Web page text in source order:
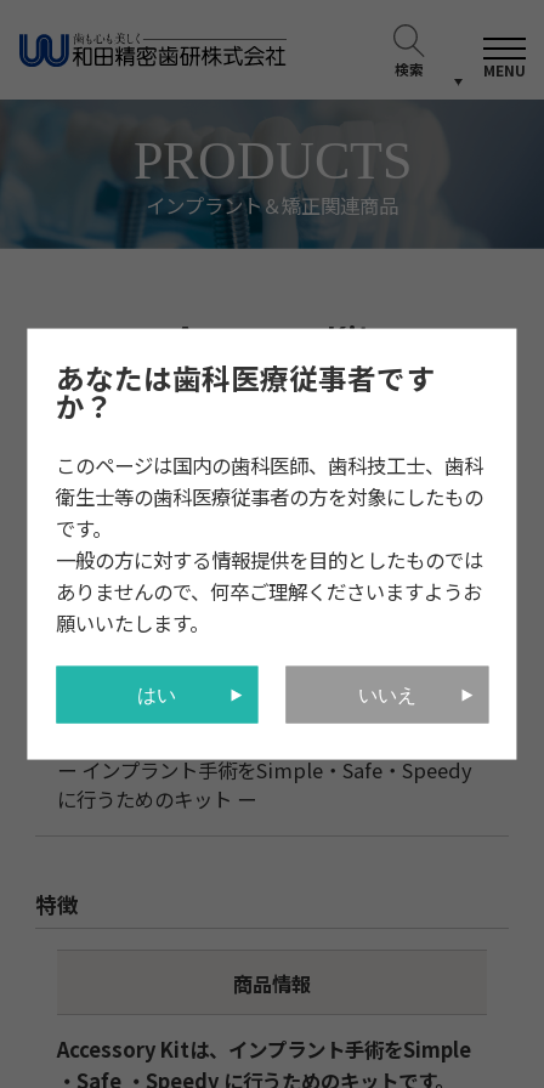
検索 MENU
あなたは歯科医療従事者です
か？
このページは国内の歯科医師、歯科技工士、歯科
衛生士等の歯科医療従事者の方を対象にしたもの
です。
一般の方に対する情報提供を目的としたものでは
ありませんので、何卒ご理解くださいますようお
願いいたします。
はい いいえ
PRODUCTS
インプラント＆矯正関連商品
Accessory Kit
ー インプラント手術をSimple・Safe・Speedy
に行うためのキット ー
特徴
商品情報
Accessory Kitは、インプラント手術をSimple
・Safe ・Speedy に行うためのキットです。